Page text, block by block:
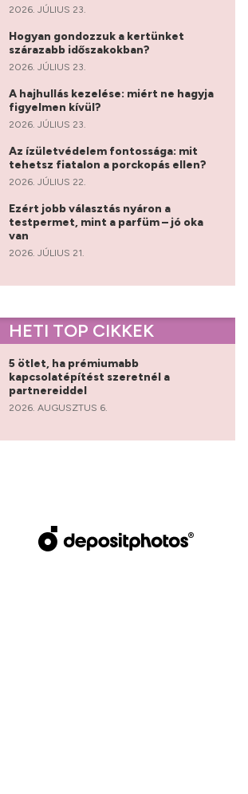
2026. JÚLIUS 23.
Hogyan gondozzuk a kertünket
szárazabb időszakokban?
2026. JÚLIUS 23.
A hajhullás kezelése: miért ne hagyja
figyelmen kívül?
2026. JÚLIUS 23.
Az ízületvédelem fontossága: mit
tehetsz fiatalon a porckopás ellen?
2026. JÚLIUS 22.
Ezért jobb választás nyáron a
testpermet, mint a parfüm – jó oka
van
2026. JÚLIUS 21.
HETI TOP CIKKEK
5 ötlet, ha prémiumabb
kapcsolatépítést szeretnél a
partnereiddel
2026. AUGUSZTUS 6.